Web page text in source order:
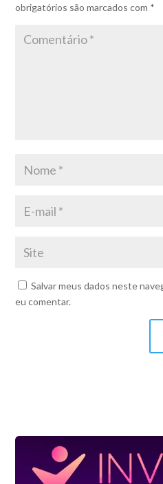
obrigatórios são marcados com *
Salvar meus dados neste
eu comentar.